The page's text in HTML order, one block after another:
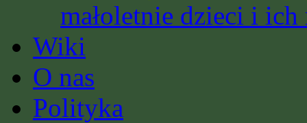
małoletnie dzieci i
Wiki
O nas
Polityka